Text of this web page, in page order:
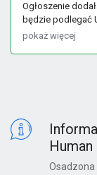
Ogłoszenie
będzie podlegać
pokaż więcej
Human